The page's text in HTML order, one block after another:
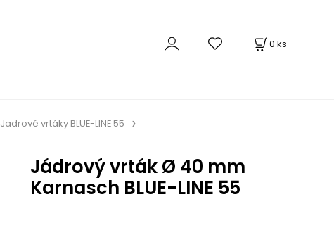
0 ks
Jadrové vrtáky BLUE-LINE 55
Jádrový vrták Ø 40 mm
Karnasch BLUE-LINE 55